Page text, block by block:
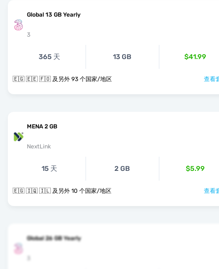
Global 13 GB Yearly
3
365 天 13 GB $41.99
🇪🇬 🇪🇪 🇫🇴 及另外 93 个国家/地区 查看
MENA 2 GB
NextLink
15 天 2 GB $5.99
🇪🇬 🇮🇶 🇮🇱 及另外 10 个国家/地区 查看
Global 26 GB Yearly